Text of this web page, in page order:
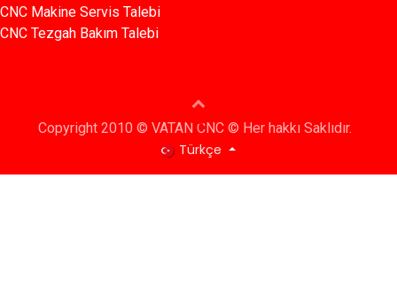
CNC Makine Servis Talebi
CNC Tezgah Bakım Talebi
Copyright 2010 © VATAN CNC © Her hakkı Saklıdır.
Türkçe